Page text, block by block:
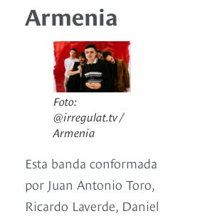
Armenia
Foto:
@irregulat.tv /
Armenia
Esta banda conformada
por Juan Antonio Toro,
Ricardo Laverde, Daniel